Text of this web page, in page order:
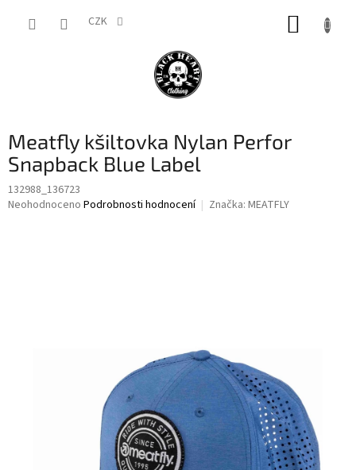
CZK
Meatfly kšiltovka Nylan Perfor
Snapback Blue Label
132988_136723
Průměrné
Neohodnoceno Podrobnosti hodnocení Značka: MEATFLY